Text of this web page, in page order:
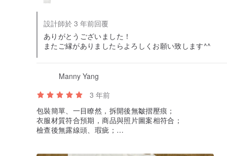
設計師於 3 年前回覆
ありがとうございました！
またご縁がありましたらよろしくお願い致します^^
Manny Yang
3 年前
包裝簡單、一目瞭然，拆開後無皺摺壓痕；
衣服材質符合預期，商品與照片圖案相符合；
檢查後無露線頭、瑕疵；